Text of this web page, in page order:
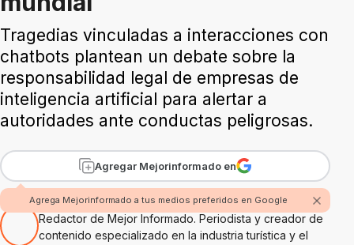
Tragedias vinculadas a interacciones con
chatbots plantean un debate sobre la
responsabilidad legal de empresas de
inteligencia artificial para alertar a
autoridades ante conductas peligrosas.
Agregar Mejorinformado en
Agrega Mejorinformado a tus medios preferidos en Google
Por Pablo Casabona
Redactor de Mejor Informado. Periodista y creador de
contenido especializado en la industria turística y el